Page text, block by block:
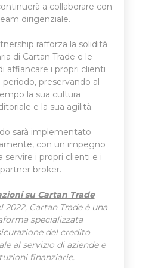
a collaborare con
dirigenziale.
rafforza la solidità
di Cartan Trade e le
affiancare i propri clienti
preservando al
la sua cultura
e la sua agilità.
sarà implementato
con un impegno
servire i propri clienti e i
partner broker.
su Cartan Trade
2022, Cartan Trade è una
specializzata
del credito
al servizio di aziende e
finanziarie.